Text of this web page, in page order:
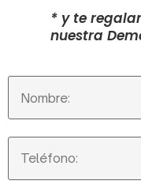
* y te
nuestra